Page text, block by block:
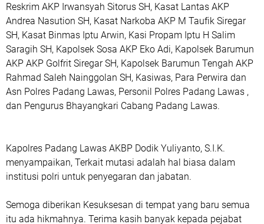
Reskrim AKP Irwansyah Sitorus SH, Kasat Lantas AKP
Andrea Nasution SH, Kasat Narkoba AKP M Taufik Siregar
SH, Kasat Binmas Iptu Arwin, Kasi Propam Iptu H Salim
Saragih SH, Kapolsek Sosa AKP Eko Adi, Kapolsek Barumun
AKP AKP Golfrit Siregar SH, Kapolsek Barumun Tengah AKP
Rahmad Saleh Nainggolan SH, Kasiwas, Para Perwira dan
Asn Polres Padang Lawas, Personil Polres Padang Lawas ,
dan Pengurus Bhayangkari Cabang Padang Lawas.
‎Kapolres Padang Lawas AKBP Dodik Yuliyanto, S.I.K.
menyampaikan, Terkait mutasi adalah hal biasa dalam
institusi polri untuk penyegaran dan jabatan.
‎Semoga diberikan Kesuksesan di tempat yang baru semua
itu ada hikmahnya. Terima kasih banyak kepada pejabat